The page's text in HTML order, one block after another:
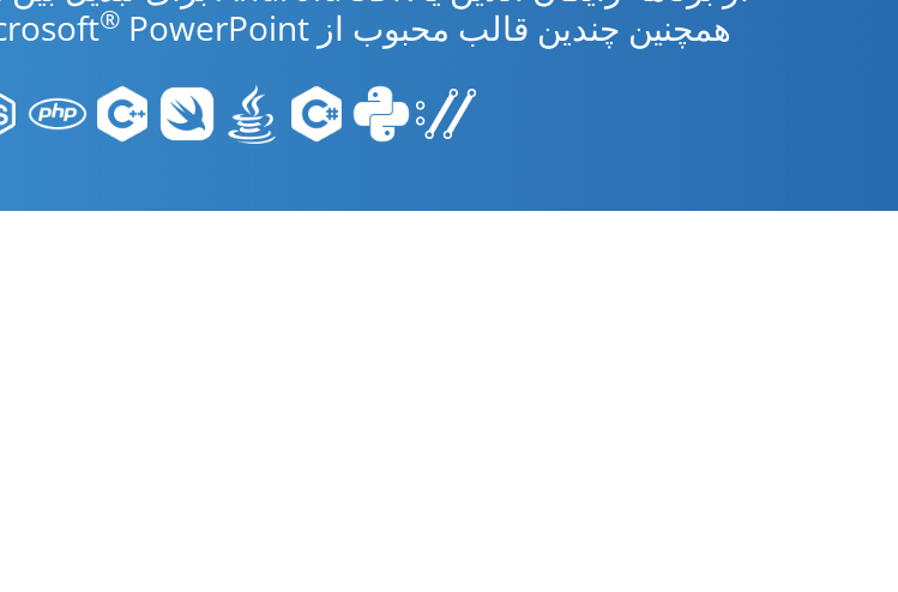
همچنین چندین قالب محبوب از Microsoft
® PowerPoint استفاده کنید.